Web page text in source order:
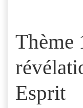
Thème
Esprit